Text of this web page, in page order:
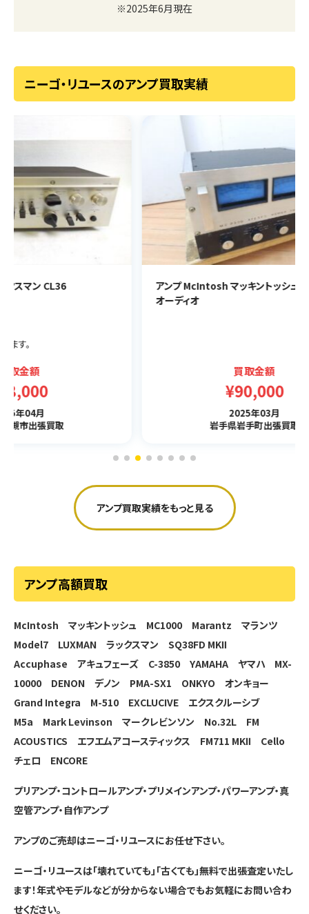
※2025年6月現在
ニーゴ・リユースのアンプ買取実績
アンプ McIntosh マッキントッシュ MC2500
ア
アンプ買取実績をもっと見る
アンプ高額買取
McIntosh マッキントッシュ MC1000 Marantz マランツ
Model7 LUXMAN ラックスマン SQ38FD MKⅡ
Accuphase アキュフェーズ C-3850 YAMAHA ヤマハ MX-
10000 DENON デノン PMA-SX1 ONKYO オンキョー
Grand Integra M-510 EXCLUCIVE エクスクルーシブ
M5a Mark Levinson マークレビンソン No.32L FM
ACOUSTICS エフエムアコースティックス FM711 MKⅡ Cello
チェロ ENCORE
プリアンプ・コントロールアンプ・プリメインアンプ・パワーアンプ・真
空管アンプ・自作アンプ
アンプのご売却はニーゴ・リユースにお任せ下さい。
ニーゴ・リユースは「壊れていても」「古くても」無料で出張査定いたし
ます！年式やモデルなどが分からない場合でもお気軽にお問い合わ
せください。